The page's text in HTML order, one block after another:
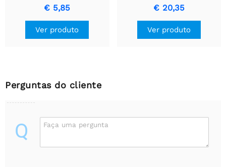
€ 5,85
Ver produto
€ 20,35
Ver produto
Perguntas do cliente
Q Faça uma pergunta